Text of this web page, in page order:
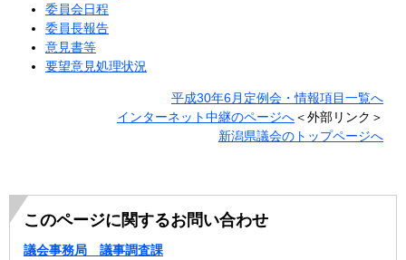
委員会日程
委員長報告
意見書等
要望意見処理状況
平成30年6月定例会・情報項目一覧へ
インターネット中継のページへ＜外部リンク＞
新潟県議会のトップページへ
このページに関するお問い合わせ
議会事務局 議事調査課